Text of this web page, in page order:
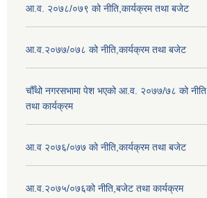
आ.व. २०७८/०७९ को नीति,कार्यक्रम तथा बजेट
आ.व.२०७७/०७८ को नीति,कार्यक्रम तथा बजेट
चौँथो नगरसभामा पेश भएको आ.व. २०७७/७८ को नीति
तथा कार्यक्रम
आ.व २०७६/०७७ को नीति,कार्यक्रम तथा बजेट
आ.व.२०७५/०७६को नीति,बजेट तथा कार्यक्रम